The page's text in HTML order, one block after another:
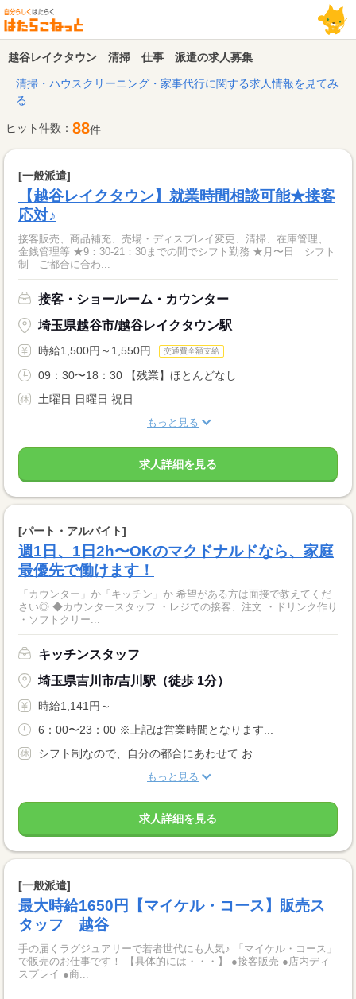
越谷レイクタウン 清掃 仕事 派遣の求人募集
清掃・ハウスクリーニング・家事代行に関する求人情報を見てみ
る
ヒット件数： 88件
[一般派遣]
【越谷レイクタウン】就業時間相談可能★接客
応対♪
接客販売、商品補充、売場・ディスプレイ変更、清掃、在庫管理、
金銭管理等 ★9：30-21：30までの間でシフト勤務 ★月〜日 シフト
制 ご都合に合わ...
接客・ショールーム・カウンター
埼玉県越谷市/越谷レイクタウン駅
時給1,500円～1,550円 交通費全額支給
09：30〜18：30 【残業】ほとんどなし
土曜日 日曜日 祝日
もっと見る
求人詳細を見る
[パート・アルバイト]
週1日、1日2h〜OKのマクドナルドなら、家庭
最優先で働けます！
「カウンター」か「キッチン」か 希望がある方は面接で教えてくだ
さい◎ ◆カウンタースタッフ ・レジでの接客、注文 ・ドリンク作り
・ソフトクリー...
キッチンスタッフ
埼玉県吉川市/吉川駅（徒歩 1分）
時給1,141円～
6：00〜23：00 ※上記は営業時間となります...
シフト制なので、自分の都合にあわせて お...
もっと見る
求人詳細を見る
[一般派遣]
最大時給1650円【マイケル・コース】販売ス
タッフ 越谷
手の届くラグジュアリーで若者世代にも人気♪ 「マイケル・コース」
で販売のお仕事です！ 【具体的には・・・】 ●接客販売 ●店内ディ
スプレイ ●商...